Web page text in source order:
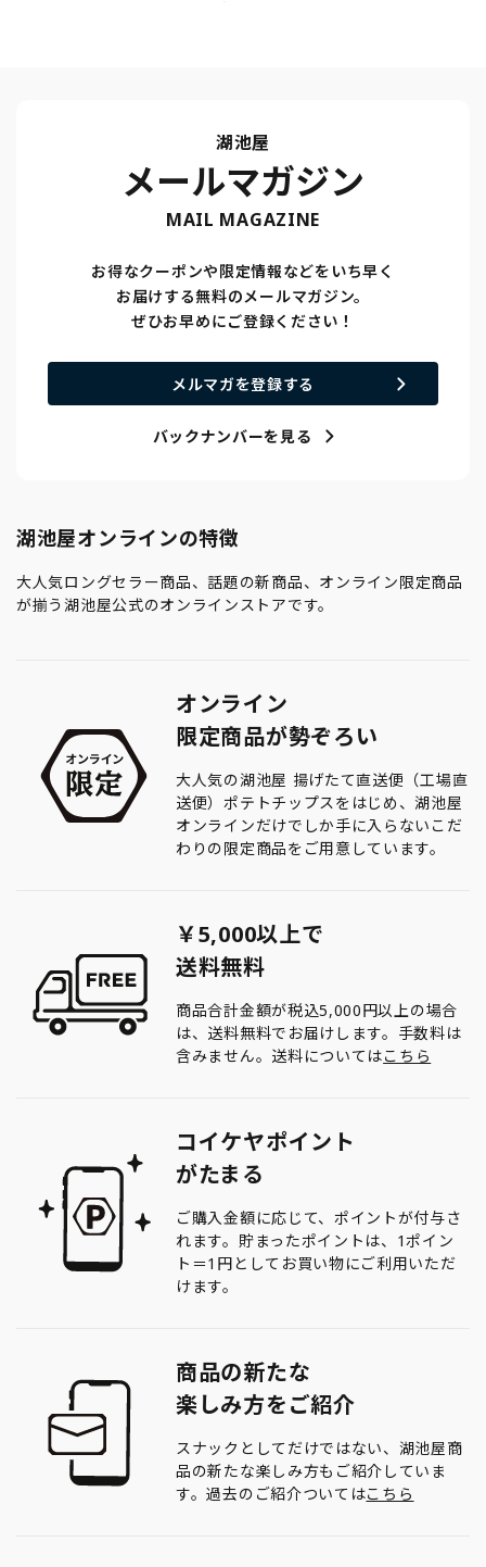
湖池屋
メールマガジン
MAIL MAGAZINE
お得なクーポンや限定情報などをいち早く
お届けする無料のメールマガジン。
ぜひお早めにご登録ください！
メルマガを登録する
バックナンバーを見る
湖池屋オンラインの特徴
大人気ロングセラー商品、話題の新商品、オンライン限定商品
が揃う湖池屋公式のオンラインストアです。
オンライン
限定商品が勢ぞろい
大人気の湖池屋 揚げたて直送便（工場直
送便）ポテトチップスをはじめ、湖池屋
オンラインだけでしか手に入らないこだ
わりの限定商品をご用意しています。
￥5,000以上で
送料無料
商品合計金額が税込5,000円以上の場合
は、送料無料でお届けします。手数料は
含みません。送料についてはこちら
コイケヤポイント
がたまる
ご購入金額に応じて、ポイントが付与さ
れます。貯まったポイントは、1ポイン
ト＝1円としてお買い物にご利用いただ
けます。
商品の新たな
楽しみ方をご紹介
スナックとしてだけではない、湖池屋商
品の新たな楽しみ方もご紹介していま
す。過去のご紹介ついてはこちら